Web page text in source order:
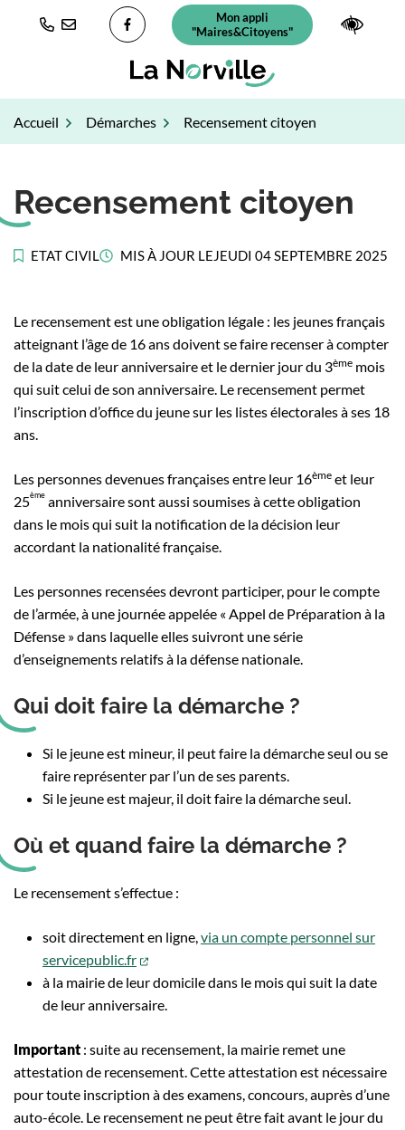
Gestion des traceurs
Lien vers le compte Facebook
Mon appli
"Maires&Citoyens"(ouverture dans un nouvel
Accueil Démarches Recensement citoyen
Recensement citoyen
ETAT CIVIL MIS À JOUR LEJEUDI 04 SEPTEMBRE 2025
Le recensement est une obligation légale : les jeunes français
atteignant l’âge de 16 ans doivent se faire recenser à compter
de la date de leur anniversaire et le dernier jour du 3ème mois
qui suit celui de son anniversaire. Le recensement permet
l’inscription d’office du jeune sur les listes électorales à ses 18
ans.
Les personnes devenues françaises entre leur 16ème et leur
25ème anniversaire sont aussi soumises à cette obligation
dans le mois qui suit la notification de la décision leur
accordant la nationalité française.
Les personnes recensées devront participer, pour le compte
de l’armée, à une journée appelée « Appel de Préparation à la
Défense » dans laquelle elles suivront une série
d’enseignements relatifs à la défense nationale.
Qui doit faire la démarche ?
Si le jeune est mineur, il peut faire la démarche seul ou se
faire représenter par l’un de ses parents.
Si le jeune est majeur, il doit faire la démarche seul.
Où et quand faire la démarche ?
Le recensement s’effectue :
soit directement en ligne,via un compte personnel sur
servicepublic.fr
(ouverture dans un nouvel onglet)
à la mairie de leur domicile dans le mois qui suit la date
de leur anniversaire.
Important : suite au recensement, la mairie remet une
attestation de recensement. Cette attestation est nécessaire
pour toute inscription à des examens, concours, auprès d’une
auto-école. Le recensement ne peut être fait avant le jour du